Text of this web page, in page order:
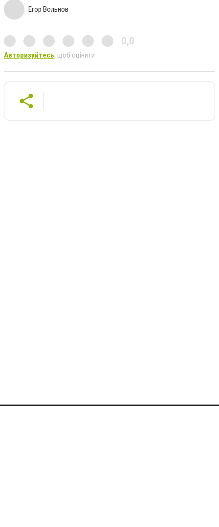
Егор Вольнов
0,0
Авторизуйтесь, щоб оцінити